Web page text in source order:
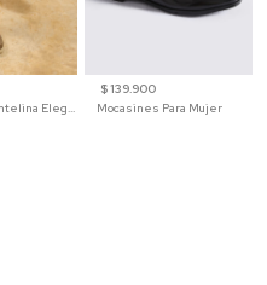
Mocasín de Antelina Elegante con Suela de Contraste Para Hombre
$ 139.900
Mocasines Para Mujer